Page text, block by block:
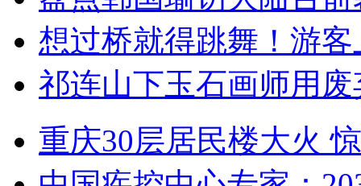
想过桥就得跳舞！游客
祁连山下玉石画师用
重庆30层居民楼大火